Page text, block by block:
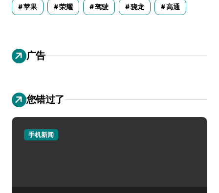
苹果 荣耀 驾驶 骁龙 高通
广告
您错过了
手机新闻